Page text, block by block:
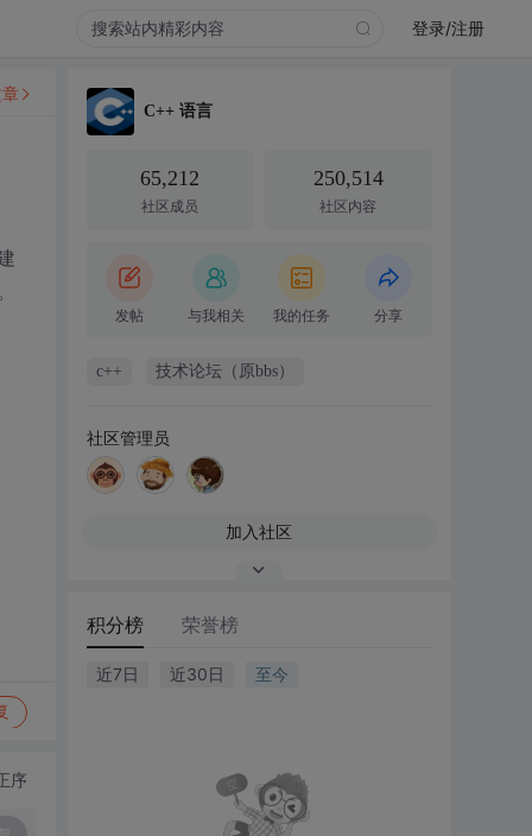
登录/注册
序
C++ 语言
65,212
社区成员
250,514
社区内容
发帖 与我相关 我的任务 分享
c++ 技术论坛（原bbs）
社区管理员
加入社区
积分榜 荣誉榜
近7日 近30日 至今